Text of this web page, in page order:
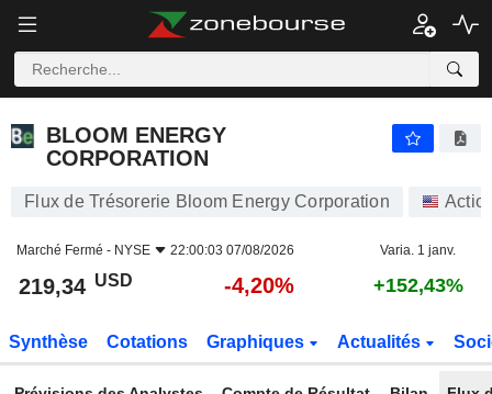
BLOOM ENERGY
CORPORATION
Flux de Trésorerie Bloom Energy Corporation
Marché Fermé - NYSE 22:00:03 07/08/2026 Varia. 1 janv.
219,34 USD -4,20% +152,43%
Synthèse Cotations Graphiques Actualités